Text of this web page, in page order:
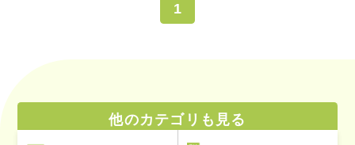
1
他のカテゴリも見る